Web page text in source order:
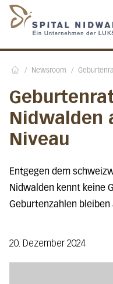
/ Newsroom /
Nidwalden
Niveau
Entgegen dem
Nidwalden kennt keine
Geburtenzahlen bleiben
20. Dezember 2024